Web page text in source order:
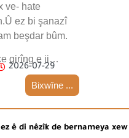
ve- hate
ez bi şanazî
beşdar bûm.
girîng e ji…
2026-07-29
Bixwîne ...
ez ê di nêzîk de bernameya